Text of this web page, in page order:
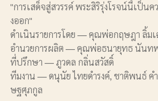
"การเสด็จสู่สวรรค์ พระสิริรุ่งโรจน์นี้เป็น
งออก"
ดำเนินรายการโดย ― คุณพ่อกฤษฎา ลิ้มเ
อำนวยการผลิต ― คุณพ่อธนายุทธ นันท
ที่ปรึกษา ― ภูวดล กลิ่นสวัสดิ์
ทีมงาน ― ดนุนัย ไทยดำรงค์, ชาติพนธ์ คำ
ษฐศุภกูล